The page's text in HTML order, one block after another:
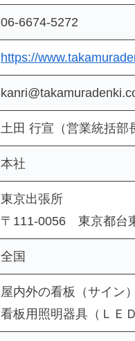
06-6674-5272
https://
土田 行宣（営業統括部
本社
東京出張所
〒111-0056 東京都台
全国
屋内外の看板（サイン
看板用照明器具（ＬＥ